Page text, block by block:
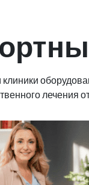
лечения